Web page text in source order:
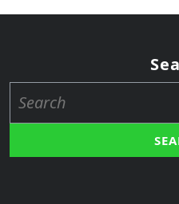
for: